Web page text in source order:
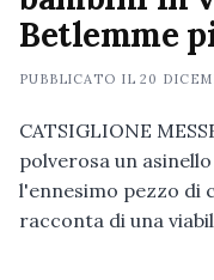
Betlemme
PUBBLICATO IL20
CATSIGLIONE
polverosa un
l'ennesimo pezzo di
racconta di una